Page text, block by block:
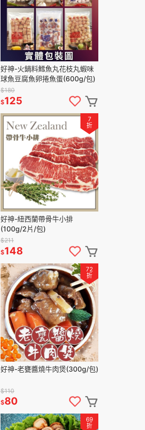
好神-火鍋料鱈魚丸花枝丸蝦味
球魚豆腐魚卵捲魚蛋(600g/包)
$180
$125
7
折
好神-紐西蘭帶骨牛小排
(100g/2片/包)
$211
$148
72
折
好神-老甕醬燒牛肉煲(300g/包)
$110
$80
69
折